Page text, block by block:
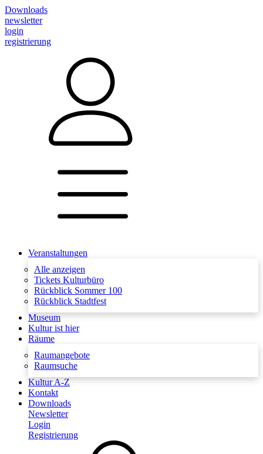
Downloads
newsletter
login
registrierung
Veranstaltungen
Alle anzeigen
Tickets Kulturbüro
Rückblick Sommer 100
Rückblick Stadtfest
Museum
Kultur ist hier
Räume
Raumangebote
Raumsuche
Kultur A-Z
Kontakt
Downloads
Newsletter
Login
Registrierung